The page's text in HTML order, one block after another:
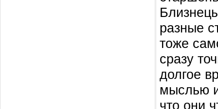
разные
тоже
сразу
долгое
мыслью
что они